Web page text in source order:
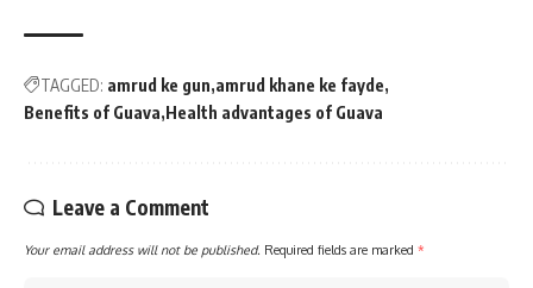
TAGGED: amrud ke gun amrud khane ke fayde
Benefits of Guava Health advantages of Guava
Leave a Comment
Your email address will not be published. Required fields are marked *